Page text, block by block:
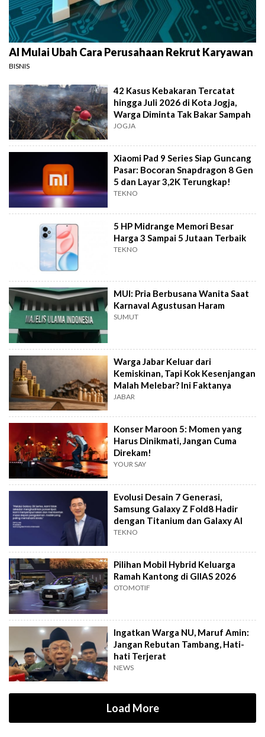
AI Mulai Ubah Cara Perusahaan Rekrut Karyawan
BISNIS
42 Kasus Kebakaran Tercatat
hingga Juli 2026 di Kota Jogja,
Warga Diminta Tak Bakar Sampah
JOGJA
Xiaomi Pad 9 Series Siap Guncang
Pasar: Bocoran Snapdragon 8 Gen
5 dan Layar 3,2K Terungkap!
TEKNO
5 HP Midrange Memori Besar
Harga 3 Sampai 5 Jutaan Terbaik
TEKNO
MUI: Pria Berbusana Wanita Saat
Karnaval Agustusan Haram
SUMUT
Warga Jabar Keluar dari
Kemiskinan, Tapi Kok Kesenjangan
Malah Melebar? Ini Faktanya
JABAR
Konser Maroon 5: Momen yang
Harus Dinikmati, Jangan Cuma
Direkam!
YOUR SAY
Evolusi Desain 7 Generasi,
Samsung Galaxy Z Fold8 Hadir
dengan Titanium dan Galaxy AI
TEKNO
Pilihan Mobil Hybrid Keluarga
Ramah Kantong di GIIAS 2026
OTOMOTIF
Ingatkan Warga NU, Maruf Amin:
Jangan Rebutan Tambang, Hati-
hati Terjerat
NEWS
Load More